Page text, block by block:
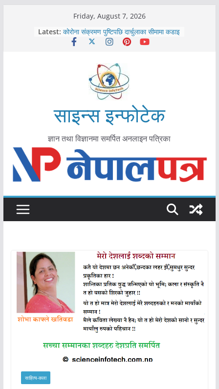
Friday, August 7, 2026
Latest:
काभ्रेपलाञ्चोकमा आयुर्वेद स्वास्थ्योपचारतर्फ
आकर्षण बढ्दै
कोरोना संक्रमण पुष्टिपछि दार्चुलाका सीमामा कडाइ
मकवानपुरमा खोरेत रोग विरुद्धको खोप लगाउन
आयुर्वेद चिकित्सा प्रणालीको भूमिका महत्वपूर्ण छ :
मुख्यमन्त्री शाह
साइन्स इन्फोटेक
ज्ञान तथा विज्ञानमा समर्पित अनलाइन पत्रिका
साहित्य-कला